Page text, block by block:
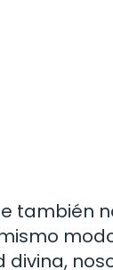
también
divina,